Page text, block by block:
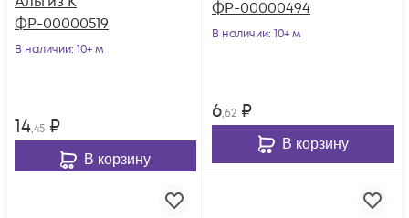
ФР-00000519
В наличии: 10+ м
14,45 ₽
В корзину
ФР-00000494
В наличии: 10+ м
6,62 ₽
В корзину